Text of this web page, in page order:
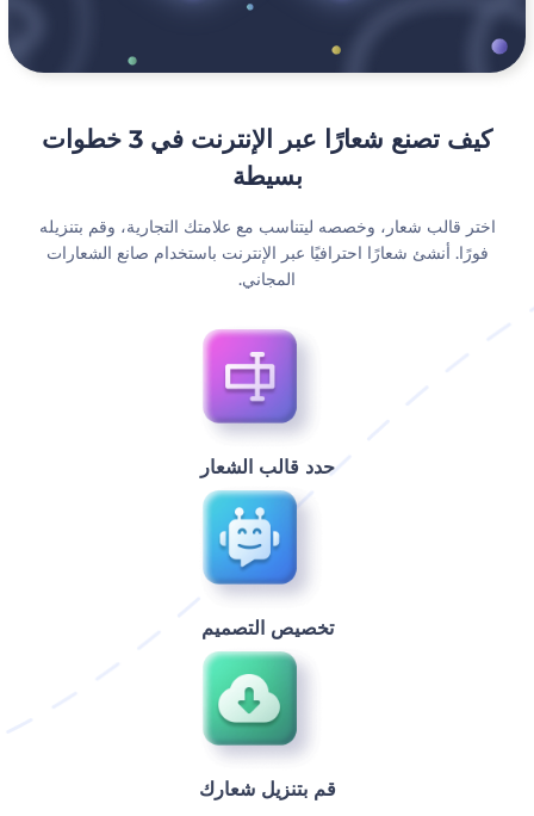
كيف تصنع شعارًا عبر الإنترنت في 3 خطوات
بسيطة
اختر قالب شعار، وخصصه ليتناسب مع علامتك التجارية، وقم بتنزيله
فورًا. أنشئ شعارًا احترافيًا عبر الإنترنت باستخدام صانع الشعارات
المجاني.
حدد قالب الشعار
‫تخصيص التصميم‬
‫قم بتنزيل شعارك‬